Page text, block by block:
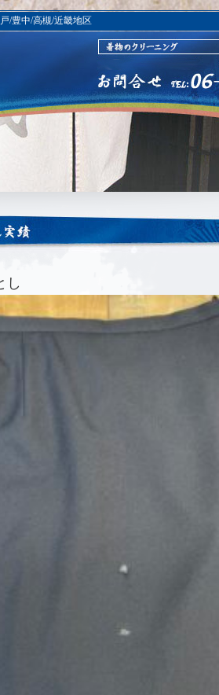
/豊中/高槻/近畿地区
し